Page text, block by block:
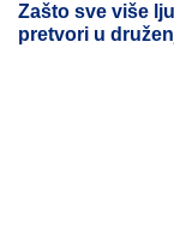
Zašto sve više
pretvori u